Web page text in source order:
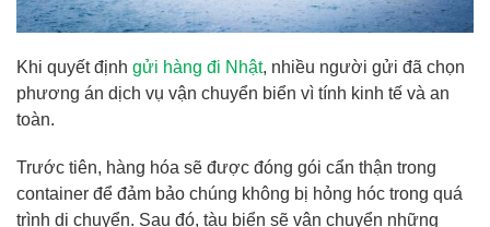
Khi quyết định gửi hàng đi Nhật, nhiều người gửi đã chọn
phương án dịch vụ vận chuyển biển vì tính kinh tế và an
toàn.
Trước tiên, hàng hóa sẽ được đóng gói cẩn thận trong
container để đảm bảo chúng không bị hỏng hóc trong quá
trình di chuyển. Sau đó, tàu biển sẽ vận chuyển những